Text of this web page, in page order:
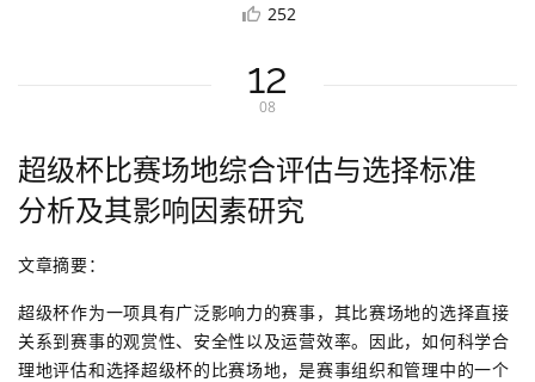
252
12
08
超级杯比赛场地综合评估与选择标准
分析及其影响因素研究
文章摘要：
超级杯作为一项具有广泛影响力的赛事，其比赛场地的选择直接
关系到赛事的观赏性、安全性以及运营效率。因此，如何科学合
理地评估和选择超级杯的比赛场地，是赛事组织和管理中的一个